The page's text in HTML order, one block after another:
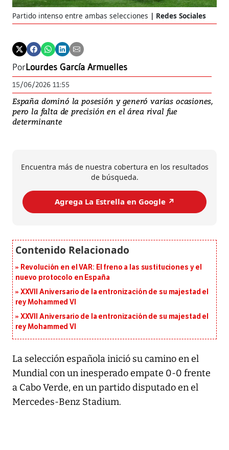
Partido intenso entre ambas selecciones Redes Sociales
PorLourdes García Armuelles
15/06/2026 11:55
España dominó la posesión y generó varias ocasiones,
pero la falta de precisión en el área rival fue
determinante
Encuentra más de nuestra cobertura en los resultados
de búsqueda.
Agrega La Estrella en Google ↗️
Revolución en el VAR: El freno a las sustituciones y el
nuevo protocolo en España
XXVII Aniversario de la entronización de su majestad el
rey Mohammed VI
XXVII Aniversario de la entronización de su majestad el
rey Mohammed VI
La selección española inició su camino en el
Mundial con un inesperado empate 0-0 frente
a Cabo Verde, en un partido disputado en el
Mercedes-Benz Stadium.